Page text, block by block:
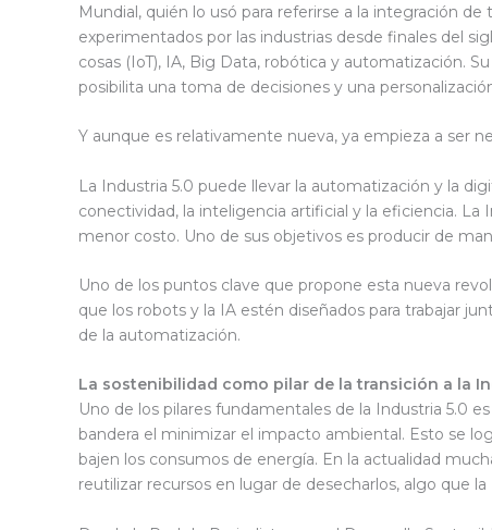
Mundial, quién lo usó para referirse a la integración
experimentados por las industrias desde finales del
cosas (IoT), IA, Big Data, robótica y automatización.
posibilita una toma de decisiones y una
Y aunque es relativamente nueva, ya empieza a ser
La Industria 5.0 puede llevar la automatización y la
conectividad, la inteligencia artificial y la eficiencia.
menor costo. Uno de sus objetivos es producir de
Uno de los puntos clave que propone esta nueva
que los robots y la IA estén diseñados para trabajar
de la automatización.
La sostenibilidad como pilar de la transición a la
Uno de los pilares fundamentales de la Industria 5.0
bandera el minimizar el impacto ambiental. Esto se
bajen los consumos de energía. En la actualidad
reutilizar recursos en lugar de desecharlos, algo que